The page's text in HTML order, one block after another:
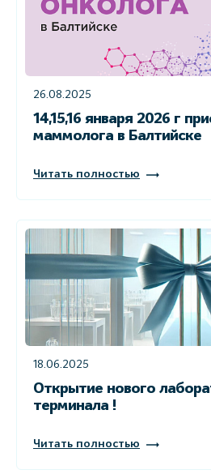
26.08.2025
14,15,16 января 2026 г
маммолога в Балтийске
Читать полностью
18.06.2025
Открытие нового
терминала !
Читать полностью